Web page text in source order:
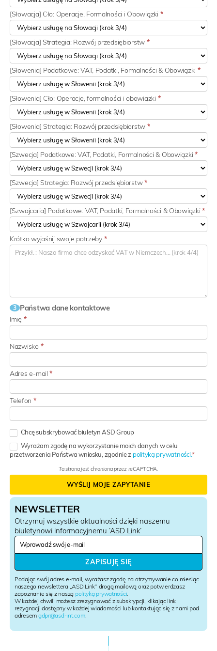
NEWSLETTER
Otrzymuj wszystkie aktualności dzięki naszemu
biuletynowi informacyjnemu ’ASD Link’
N
s
l
e
t
t
e
S
Podając swój adres e-mail, wyrażasz zgodę na otrzymywanie co miesiąc
naszego newslettera „ASD Link” drogą mailową oraz potwierdzasz
zapoznanie się z naszą polityką prywatności
W każdej chwili możesz zrezygnować z subskrypcji, klikając link
rezygnacji dostępny w każdej wiadomości lub kontaktując się z nami pod
adresem gdpr@asd-int.com.
ZAPISUJĘ SIĘ
[Słowacja] Cło: Operacje, Formalności i Obowiązki *
[Słowacja] Strategia: Rozwój przedsiębiorstw *
[Słowenia] Podatkowe: VAT, Podatki, Formalności & Obowiązki *
[Słowenia] Cło: Operacje, formalności i obowiązki *
[Słowenia] Strategia: Rozwój przedsiębiorstw *
[Szwecja] Podatkowe: VAT, Podatki, Formalności & Obowiązki*
[Szwecja] Strategia: Rozwój przedsiębiorstw*
[Szwajcaria] Podatkowe: VAT, Podatki, Formalności & Obowiązki*
Krótko wyjaśnij swoje potrzeby *
3 Państwa dane kontaktowe
Imię *
Nazwisko *
Adres e-mail*
Telefon *
Chcę subskrybować biuletyn ASD Group
Wyrażam zgodę na wykorzystanie moich danych w celu
przetworzenia Państwa wniosku, zgodnie z polityką prywatności.
Ta strona jest chroniona przez reCAPTCHA.
WYŚLIJ MOJE ZAPYTANIE